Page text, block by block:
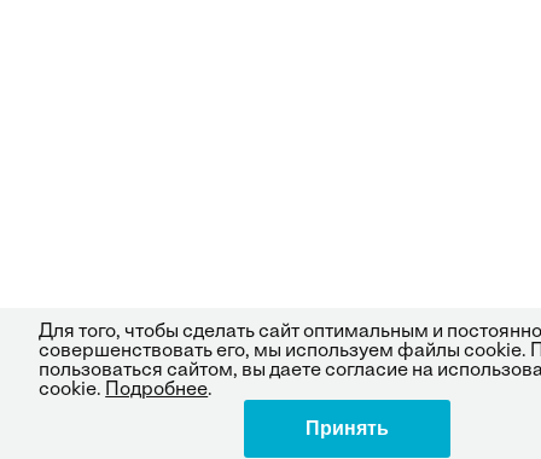
Для того, чтобы сделать сайт оптимальным и
совершенствовать его, мы используем файлы cookie.
пользоваться сайтом, вы даете согласие на
cookie.
Подробнее.
Принять